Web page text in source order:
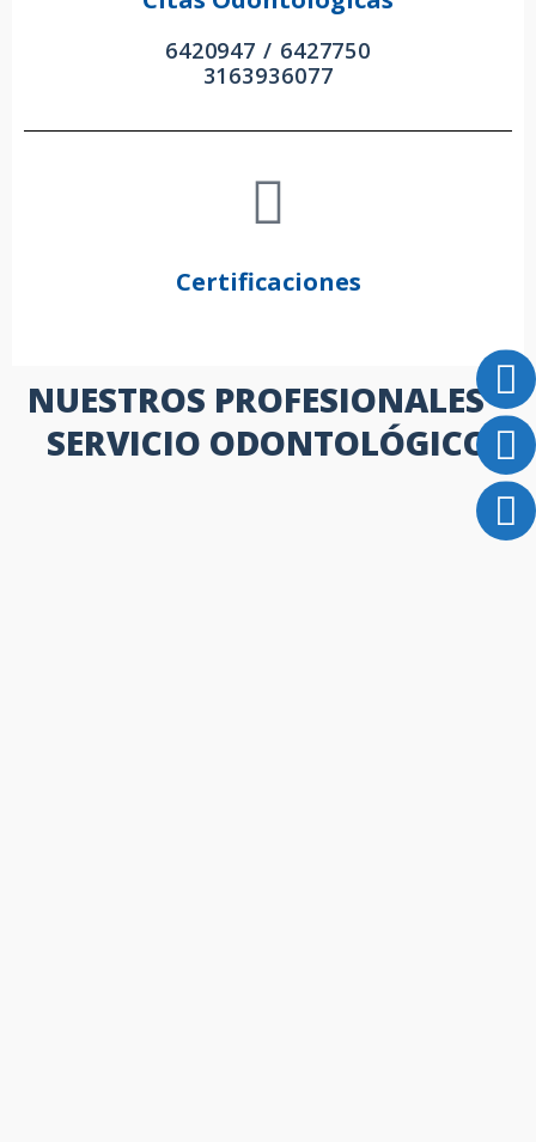
6420947 / 6427750
3163936077
Certificaciones
NUESTROS PROFESIONALES –
SERVICIO ODONTOLÓGICO